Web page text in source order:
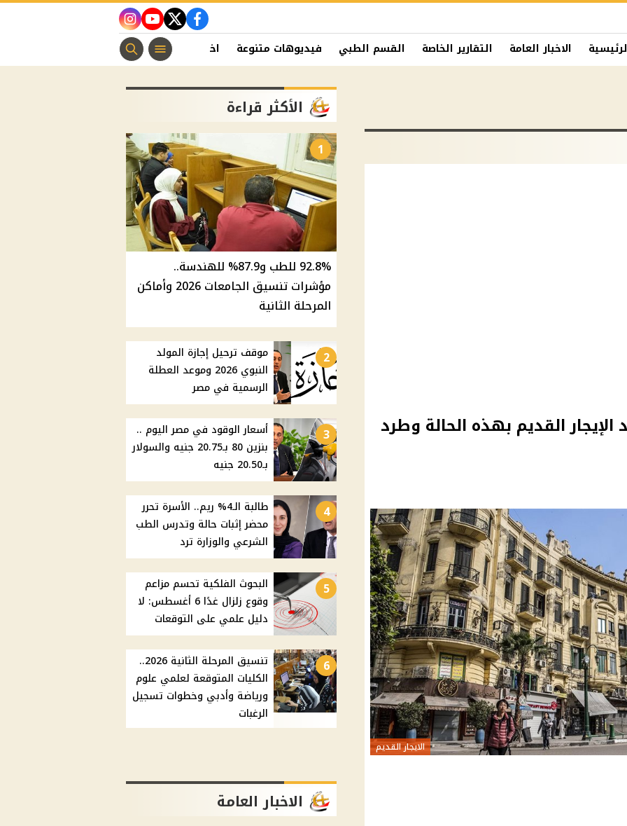
facebook
twitter
youtube
instagram
الاخبار العامة التقارير الخاصة القسم الطبي فيديوهات متنوعة اخبار الفن منوعات مسيحية
القديم بهذه الحالة وطرد
الايجار القديم
الأكثر قراءة
1
92.8% للطب و87.9% للهندسة..
مؤشرات تنسيق الجامعات 2026 وأماكن
المرحلة الثانية
2
موقف ترحيل إجازة المولد
النبوي 2026 وموعد العطلة
الرسمية في مصر
3
أسعار الوقود في مصر اليوم ..
بنزين 80 بـ20.75 جنيه والسولار
بـ20.50 جنيه
4
طالبة الـ4% ريم.. الأسرة تحرر
محضر إثبات حالة وتدرس الطب
الشرعي والوزارة ترد
5
البحوث الفلكية تحسم مزاعم
وقوع زلزال غدًا 6 أغسطس: لا
دليل علمي على التوقعات
6
تنسيق المرحلة الثانية 2026..
الكليات المتوقعة لعلمي علوم
ورياضة وأدبي وخطوات تسجيل
الرغبات
الاخبار العامة